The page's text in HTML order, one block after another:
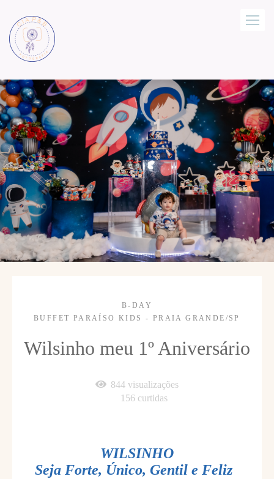
B-DAY
BUFFET PARAÍSO KIDS - PRAIA GRANDE/SP
Wilsinho meu 1º Aniversário
844 visualizações
156 curtidas
WILSINHO
Seja Forte, Único, Gentil e Feliz